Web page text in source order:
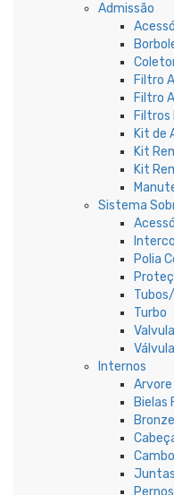
Admissão
Filtro
Filtro
Filtros
Kit de
Kit
Kit
Sistema
Polia
Turbo
Internos
Arvore
Bielas